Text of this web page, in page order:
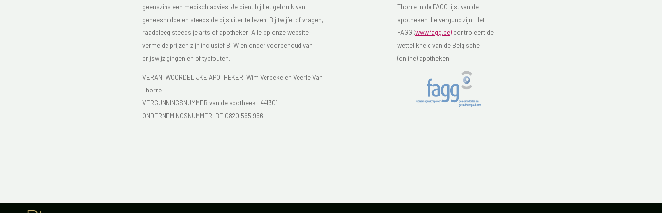
geenszins een medisch advies. Je dient bij het gebruik van
geneesmiddelen steeds de bijsluiter te lezen. Bij twijfel of vragen,
raadpleeg steeds je arts of apotheker. Alle op onze website
vermelde prijzen zijn inclusief BTW en onder voorbehoud van
prijswijzigingen en of typfouten.
VERANTWOORDELIJKE APOTHEKER: Wim Verbeke en Veerle Van
Thorre
VERGUNNINGSNUMMER van de apotheek : 441301
ONDERNEMINGSNUMMER: BE 0820 565 956
Thorre in de FAGG lijst van de
apotheken die vergund zijn. Het
FAGG (www.fagg.be)controleert de
wettelikheid van de Belgische
(online) apotheken.